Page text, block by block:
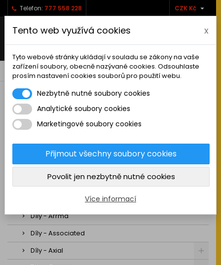
Telefon: 777 558 228 CZK Kč 
   shopping_cart0
RC AUTA
Sestavená auta elektro
Stavebnice aut elektro
Auta na spalovací motor
Náhradní díly
Díly - Arrma
Díly - Associated
Díly - Axial
Tento web využívá cookies x
Tyto webové stránky ukládají v souladu se zákony na vaše
zařízení soubory, obecně nazývané cookies. Odsouhlaste
prosím nastavení cookies souborů pro použití webu.
Nezbytně nutné soubory cookies
Analytické soubory cookies
Marketingové soubory cookies
Přijmout všechny soubory cookies
Povolit jen nezbytně nutné cookies
Více informací